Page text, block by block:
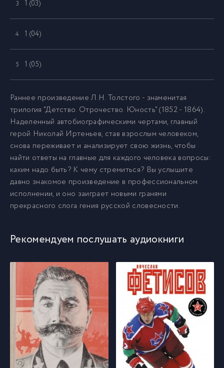
3 1 (03)
4 1 (04)
5 1 (05)
6 1 (06)
7 1 (07)
8 1 (08)
9 1 (09)
1 (12)
13 1 (13)
14 1 (14)
Раннее произведение Л.Н. Толстого - знаменитая
трилогия "Детство. Отрочество. Юность" (1852 - 1864).
Наделенный автобиографическими чертами, главный
герой Николай Иртеньев, став взрослым человеком,
снова переживает и анализирует свою жизнь, чтобы
найти ответы на главные для каждого человека вопросы:
каким надо быть? К чему стремиться? Вы услышите
давно знакомое произведение в профессиональном
исполнении, и оно заиграет новыми гранями
прекрасного слога гения русской словесности.
Рекомендуем послушать аудиокниги